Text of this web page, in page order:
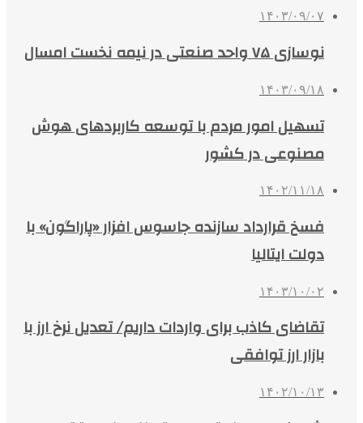
۱۴۰۳/۰۹/۰۷
نوسازی ۷۵ واحد صنعتی در نیمه نخست امسال
۱۴۰۳/۰۹/۱۸
تسهیل امور مردم با توسعه کاربردهای هوش
مصنوعی در کشور
۱۴۰۲/۱۱/۱۸
فسخ قرارداد سازنده جاسوس افزار «پاراگون» با
دولت ایتالیا
۱۴۰۳/۱۰/۰۲
تقاضای کاذب برای واردات داریم/ تعدیل نرخ ارز با
بازار ارز توافقی
۱۴۰۲/۱۰/۱۳